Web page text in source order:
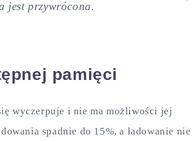
jest przywrócona.
pamięci
wyczerpuje i nie ma możliwości jej
spadnie do 15%, a ładowanie nie